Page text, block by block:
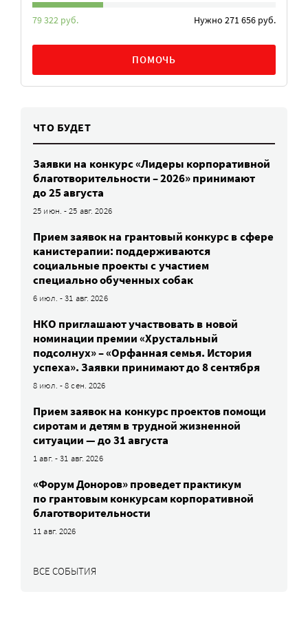
79 322 руб. Нужно 271 656 руб.
ПОМОЧЬ
ЧТО БУДЕТ
Заявки на конкурс «Лидеры корпоративной
благотворительности – 2026» принимают
до 25 августа
25 июн. - 25 авг. 2026
Прием заявок на грантовый конкурс в сфере
канистерапии: поддерживаются
социальные проекты с участием
специально обученных собак
6 июл. - 31 авг. 2026
НКО приглашают участвовать в новой
номинации премии «Хрустальный
подсолнух» – «Орфанная семья. История
успеха». Заявки принимают до 8 сентября
8 июл. - 8 сен. 2026
Прием заявок на конкурс проектов помощи
сиротам и детям в трудной жизненной
ситуации — до 31 августа
1 авг. - 31 авг. 2026
«Форум Доноров» проведет практикум
по грантовым конкурсам корпоративной
благотворительности
11 авг. 2026
ВСЕ СОБЫТИЯ